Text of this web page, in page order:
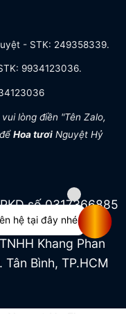
- STK: 249358339.
9934123036.
lòng điền "Tên Zalo,
Hoa tươi Nguyệt Hỷ
số 0317366885
ngày 04/07/2022
Khang Phan
Bình, TP.HCM
hệ tại đây nhé